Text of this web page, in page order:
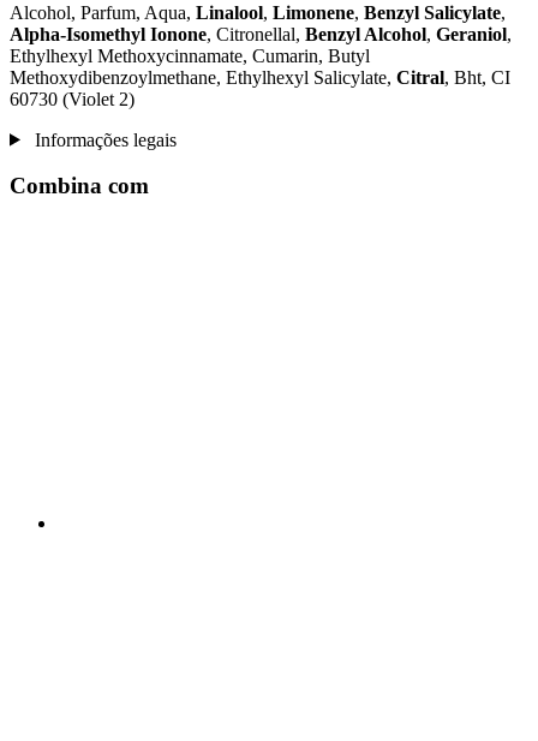
Alcohol, Parfum, Aqua, Linalool, Limonene, Benzyl Salicylate,
Alpha-Isomethyl Ionone, Citronellal, Benzyl Alcohol, Geraniol,
Ethylhexyl Methoxycinnamate, Cumarin, Butyl
Methoxydibenzoylmethane, Ethylhexyl Salicylate, Citral, Bht, CI
60730 (Violet 2)
Informações legais
Combina com